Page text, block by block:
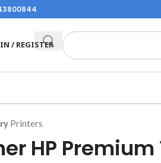
/ REGISTER
Printers
HP Premium